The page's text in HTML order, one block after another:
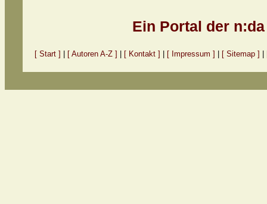
Ein Portal der
[ Start ] [ Autoren A-Z ] [ Kontakt ] [ Impressum ] [ Sitemap ]